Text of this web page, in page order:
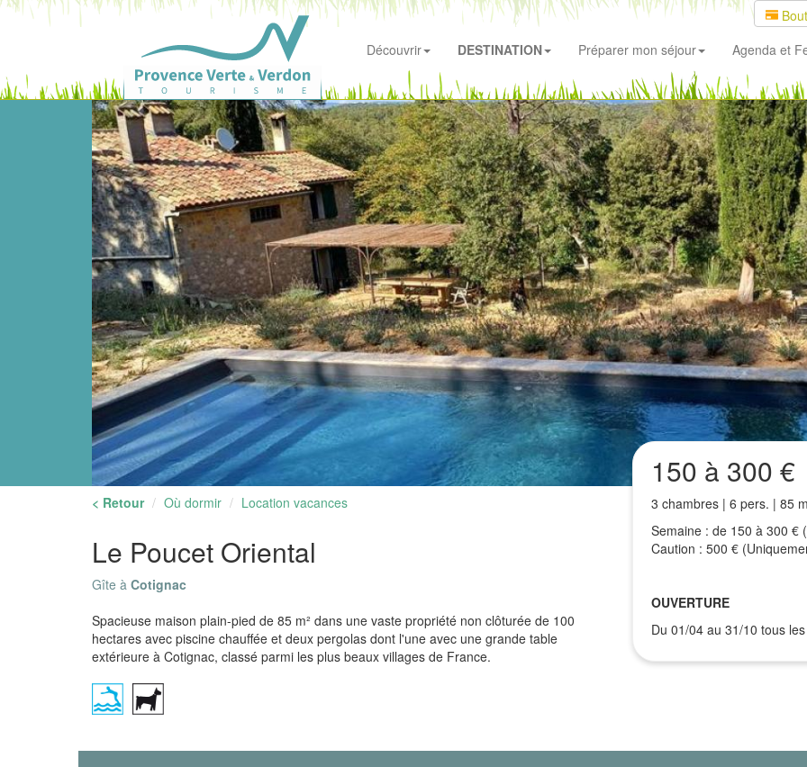
Découvrir
DESTINATION Préparer mon séjour Agenda et
< Retour Où dormir Location vacances
Le Poucet Oriental
Gîte à Cotignac
Spacieuse maison plain-pied de 85 m² dans une vaste propriété non clôturée de 100
hectares avec piscine chauffée et deux pergolas dont l'une avec une grande table
extérieure à Cotignac, classé parmi les plus beaux villages de France.
150 à 300 €
3 chambres | 6 pers. | 85
Semaine : de 150 à 300 €
Caution : 500 €
OUVERTURE
Du 01/04 au 31/10 tous